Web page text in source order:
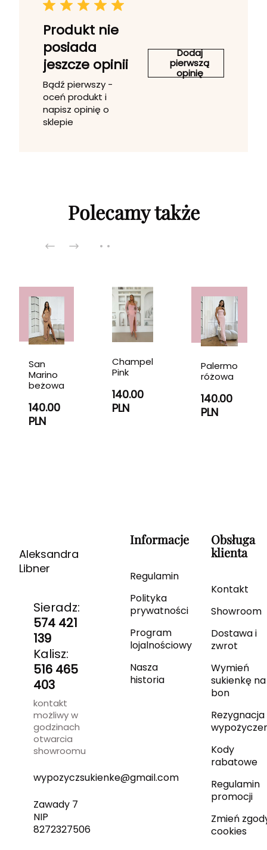
Produkt nie
posiada
jeszcze opinii
Bądź pierwszy -
oceń produkt i
napisz opinię o
sklepie
Dodaj
pierwszą
opinię
Polecamy także
San
Marino
beżowa
140.00
PLN
Champel
Pink
140.00
PLN
Palermo
różowa
140.00
PLN
Aleksandra
Libner
Sieradz:
574 421
139
Kalisz:
516 465
403
kontakt
możliwy w
godzinach
otwarcia
showroomu
wypozyczsukienke@gmail.com
Zawady 7
NIP
8272327506
Informacje
Regulamin
Polityka
prywatności
Program
lojalnościowy
Nasza
historia
Obsługa
klienta
Kontakt
Showroom
Dostawa i
zwrot
Wymień
sukienkę na
bon
Rezygnacja
Kody
rabatowe
Regulamin
promocji
Zmień
cookies